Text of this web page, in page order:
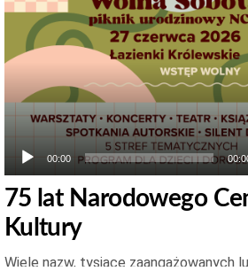
dźwiękowych
00:00
75 lat Narodowego
Kultury
Wiele nazw, tysiące zaangażowanych